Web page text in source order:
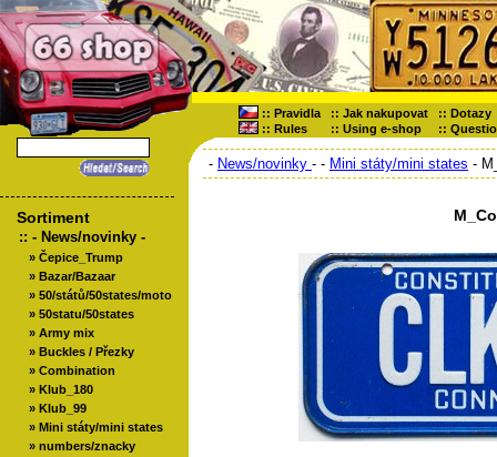
:: Pravidla :: Jak nakupovat :: Dotazy
:: Rules :: Using e-shop ::
Sortiment
:: - News/novinky -
» Čepice_Trump
» Bazar/Bazaar
» 50/států/50states/moto
» 50statu/50states
» Army mix
» Buckles / Přezky
» Combination
» Klub_180
» Klub_99
» Mini státy/mini states
» numbers/znacky
- News/novinky - - Mini státy/mini states -